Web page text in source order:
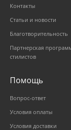
Контакты
Статьи и новости
Благотворительность
Партнерская
стилистов
Помощь
Вопрос-ответ
Условия оплаты
Условия доставки